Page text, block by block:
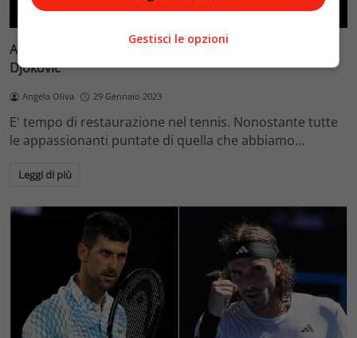
News Sport
Australian Open, il tennis ha un vecchio re: Novak
Djokovic
Angela Oliva 29 Gennaio 2023
E' tempo di restaurazione nel tennis. Nonostante tutte
le appassionanti puntate di quella che abbiamo…
Leggi di più
Gestisci le opzioni